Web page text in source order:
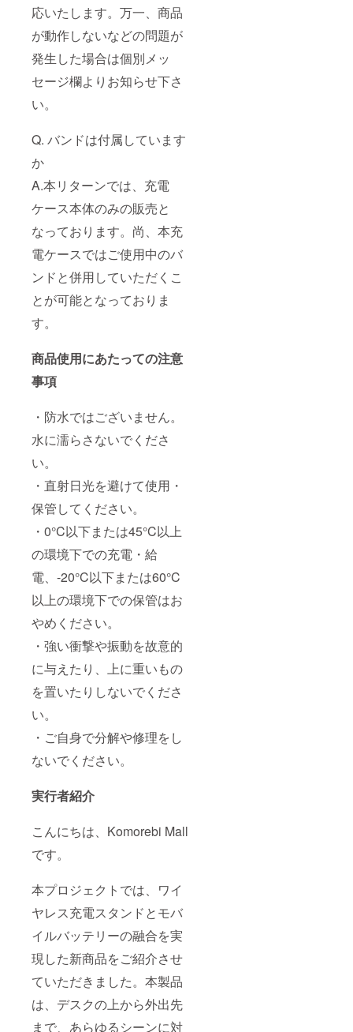
応いたします。万一、商品
が動作しないなどの問題が
発生した場合は個別メッ
セージ欄よりお知らせ下さ
い。
Q. バンドは付属しています
か
A.本リターンでは、充電
ケース本体のみの販売と
なっております。尚、本充
電ケースではご使用中のバ
ンドと併用していただくこ
とが可能となっておりま
す。
商品使用にあたっての注意
事項
・防水ではございません。
水に濡らさないでくださ
い。
・直射日光を避けて使用・
保管してください。
・0°C以下または45°C以上
の環境下での充電・給
電、-20°C以下または60°C
以上の環境下での保管はお
やめください。
・強い衝撃や振動を故意的
に与えたり、上に重いもの
を置いたりしないでくださ
い。
・ご自身で分解や修理をし
ないでください。
実行者紹介
こんにちは、Komorebi Mall
です。
本プロジェクトでは、ワイ
ヤレス充電スタンドとモバ
イルバッテリーの融合を実
現した新商品をご紹介させ
ていただきました。本製品
は、デスクの上から外出先
まで、あらゆるシーンに対